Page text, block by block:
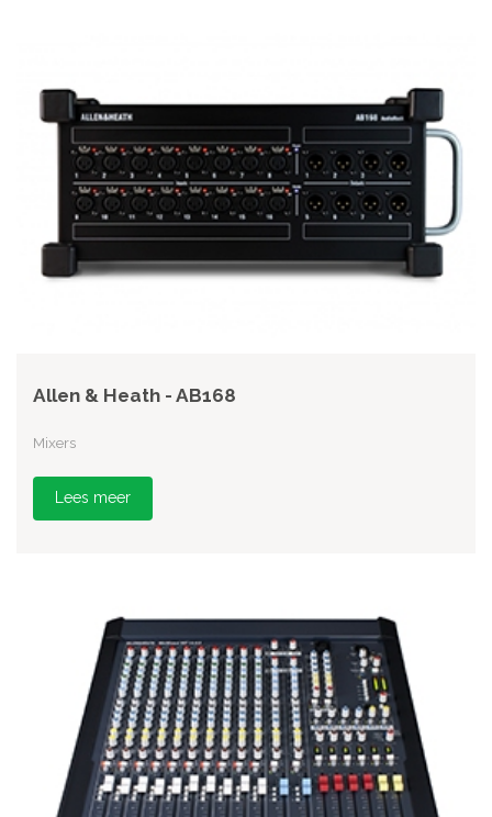
Allen & Heath - AB168
Mixers
Lees meer